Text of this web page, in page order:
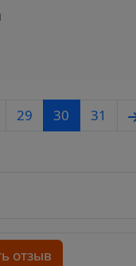
29 30 31
отзыв